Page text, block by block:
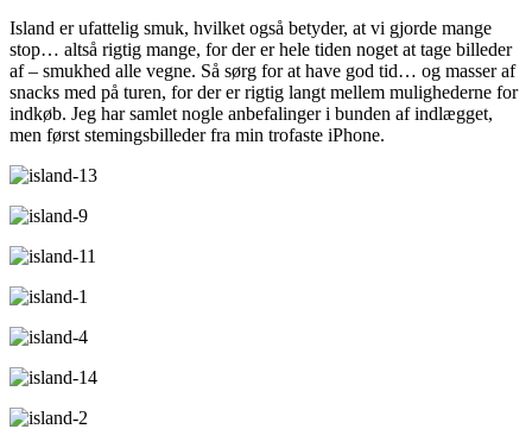
Island er ufattelig smuk, hvilket også betyder, at vi gjorde mange
stop… altså rigtig mange, for der er hele tiden noget at tage billeder
af – smukhed alle vegne. Så sørg for at have god tid… og masser af
snacks med på turen, for der er rigtig langt mellem mulighederne for
indkøb. Jeg har samlet nogle anbefalinger i bunden af indlægget,
men først stemingsbilleder fra min trofaste iPhone.